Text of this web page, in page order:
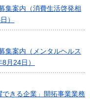
集案内（消費生活啓発相
）
集案内（メンタルヘルス
月24日）
きる企業」開拓事業業務